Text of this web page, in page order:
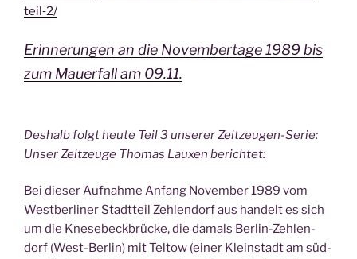
teil‑2/
Erin­ne­run­gen an die Novem­ber­ta­ge 1989 bis
zum Mau­er­fall am 09.11.
Des­halb folgt heu­te Teil 3 unse­rer Zeit­zeu­gen-Serie:
Unser Zeit­zeu­ge Tho­mas Lau­xen berichtet:
Bei die­ser Auf­nah­me Anfang Novem­ber 1989 vom
West­ber­li­ner Stadt­teil Zehlen­dorf aus han­delt es sich
um die Kne­se­beck­brü­cke, die damals Ber­lin-Zehlen­
dorf (West-Ber­lin) mitTel­tow (einer Klein­stadt am süd­